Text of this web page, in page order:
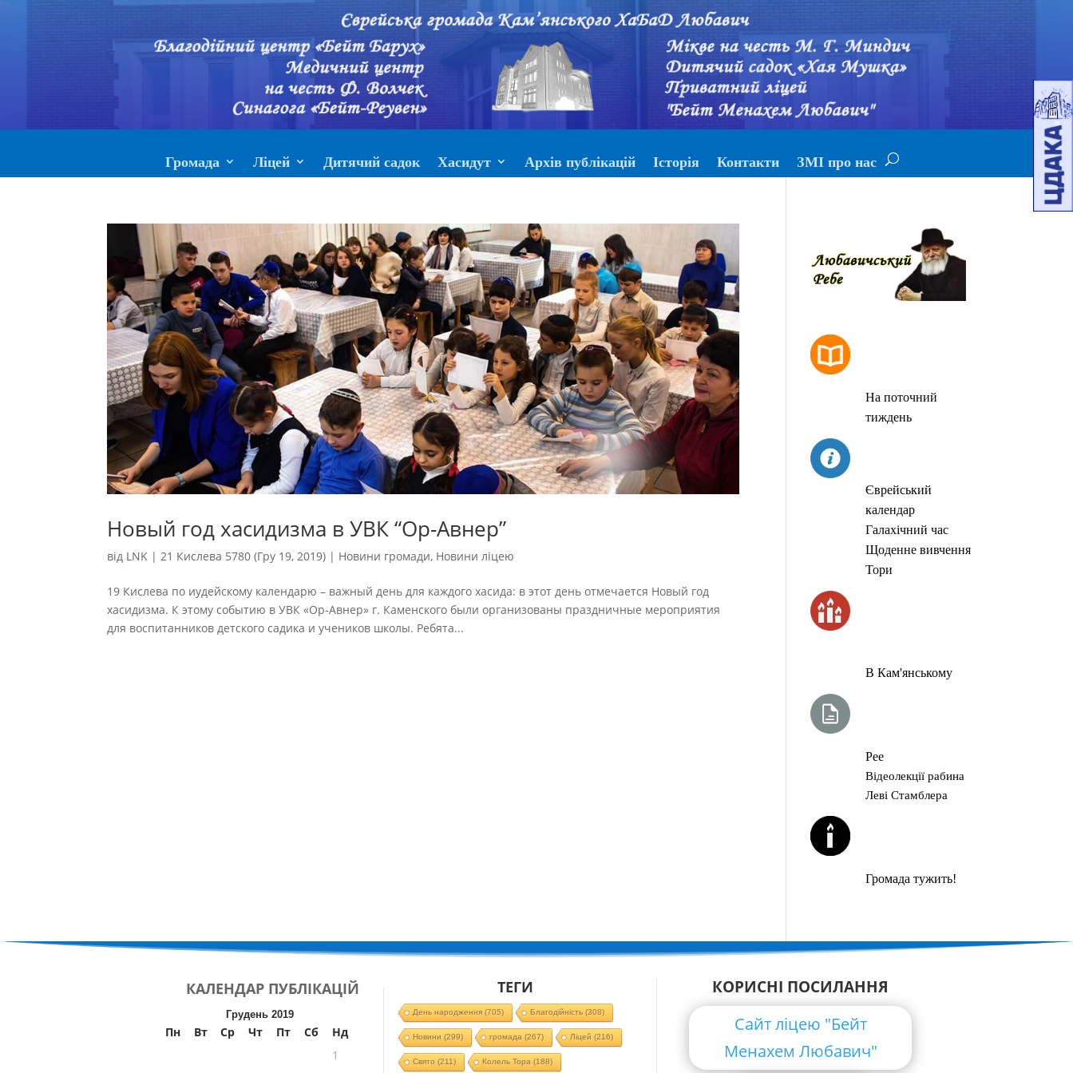
Громада Ліцей Дитячий садок Хасидут Архів публікацій Історія Контакти ЗМІ про нас
Новый год хасидизма в УВК “Ор-Авнер”
від LNK |21 Кислева 5780 (Гру 19, 2019) | Новини громади, Новини ліцею
19 Кислева по иудейскому календарю – важный день для каждого хасида: в этот день отмечается Новый год
хасидизма. К этому событию в УВК «Ор-Авнер» г. Каменского были организованы праздничные мероприятия
для воспитанников детского садика и учеников школы. Ребята...
На поточний
тиждень
Єврейський
календар
Галахічний час
Щоденне вивчення
Тори
В Кам'янському
Рее
Відеолекції рабина
Леві Стамблера
Громада тужить!
КАЛЕНДАР ПУБЛІКАЦІЙ
Грудень 2019
Пн Вт Ср Чт Пт Сб
Нд
1
ТЕГИ
День народження(705) Благодійність (308)
Новини (299) громада (267) Ліцей (216)
Свято (211) Колель Тора (188)
КОРИСНІ ПОСИЛАННЯ
Сайт ліцею "Бейт
Менахем Любавич"